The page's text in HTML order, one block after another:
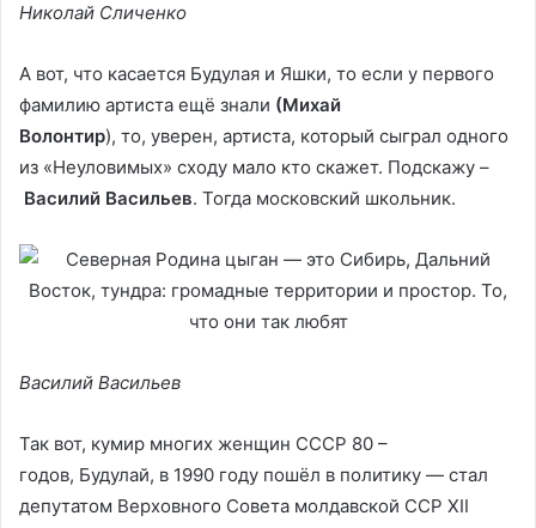
Николай Сличенко
А вот, что касается Будулая и Яшки, то если у первого
фамилию артиста ещё знали (Михай
Волонтир), то, уверен, артиста, который сыграл одного
из «Неуловимых» сходу мало кто скажет. Подскажу –
Василий Васильев. Тогда московский школьник.
Василий Васильев
Так вот, кумир многих женщин СССР 80 –
годов, Будулай, в 1990 году пошёл в политику — стал
депутатом Верховного Совета молдавской ССР XII